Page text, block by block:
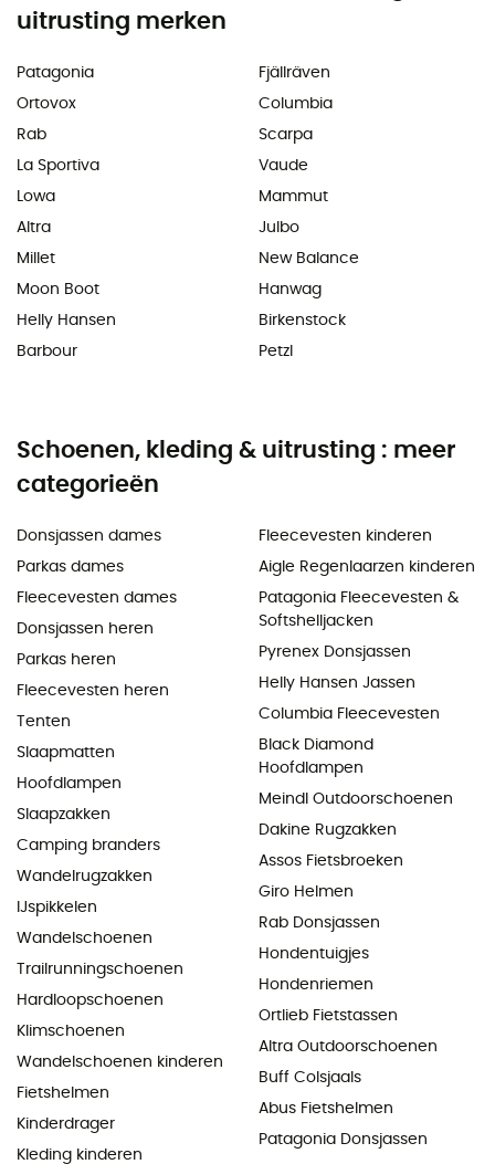
uitrusting merken
Patagonia
Ortovox
Rab
La Sportiva
Lowa
Altra
Millet
Moon Boot
Helly Hansen
Barbour
Fjällräven
Columbia
Scarpa
Vaude
Mammut
Julbo
New Balance
Hanwag
Birkenstock
Petzl
Schoenen, kleding & uitrusting : meer
categorieën
Donsjassen dames
Parkas dames
Fleecevesten dames
Donsjassen heren
Parkas heren
Fleecevesten heren
Tenten
Slaapmatten
Hoofdlampen
Slaapzakken
Camping branders
Wandelrugzakken
IJspikkelen
Wandelschoenen
Trailrunningschoenen
Hardloopschoenen
Klimschoenen
Wandelschoenen kinderen
Fietshelmen
Kinderdrager
Kleding kinderen
Fleecevesten kinderen
Aigle Regenlaarzen kinderen
Patagonia Fleecevesten &
Softshelljacken
Pyrenex Donsjassen
Helly Hansen Jassen
Columbia Fleecevesten
Black Diamond
Hoofdlampen
Meindl Outdoorschoenen
Dakine Rugzakken
Assos Fietsbroeken
Giro Helmen
Rab Donsjassen
Hondentuigjes
Hondenriemen
Ortlieb Fietstassen
Altra Outdoorschoenen
Buff Colsjaals
Abus Fietshelmen
Patagonia Donsjassen